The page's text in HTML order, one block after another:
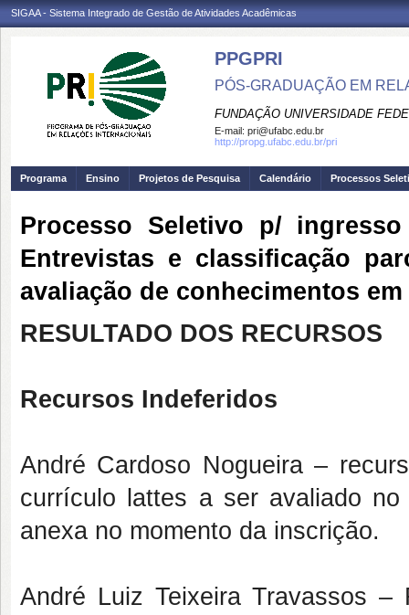
SIGAA - Sistema Integrado de Gestão de Atividades Acadêmicas
PPGPRI
PÓS-GRADUAÇÃO EM
FUNDAÇÃO UNIVERSIDADE
E-mail: pri@ufabc.edu.br
http://propg.ufabc.edu.br/pri
Programa Ensino Projetos de Pesquisa Calendário Processos
Processo Seletivo p/
Entrevistas e classificação
avaliação de conhecimentos
RESULTADO DOS RECURSOS
Recursos Indeferidos
André Cardoso Nogueira –
currículo lattes a ser avaliado
anexa no momento da inscrição.
André Luiz Teixeira Travassos